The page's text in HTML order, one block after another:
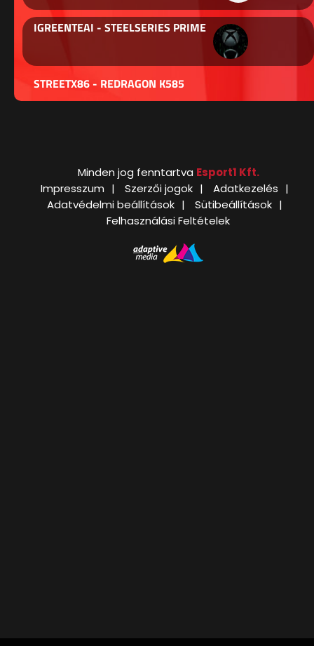
IGREENTEAI - STEELSERIES PRIME
STREETX86 - REDRAGON K585
Minden jog fenntartva Esport1 Kft.
Impresszum
Szerzői jogok
Adatkezelés
Adatvédelmi beállítások
Sütibeállítások
Felhasználási Feltételek